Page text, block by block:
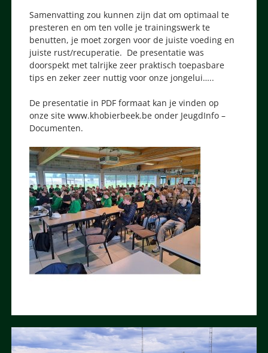
Samenvatting zou kunnen zijn dat om optimaal te
presteren en om ten volle je trainingswerk te
benutten, je moet zorgen voor de juiste voeding en
juiste rust/recuperatie. De presentatie was
doorspekt met talrijke zeer praktisch toepasbare
tips en zeker zeer nuttig voor onze jongelui…..
De presentatie in PDF formaat kan je vinden op
onze site www.khobierbeek.be onder JeugdInfo –
Documenten.